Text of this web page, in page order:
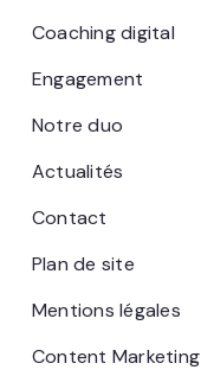
Coaching digital
Engagement
Notre duo
Actualités
Contact
Plan de site
Mentions légales
Content Marketing